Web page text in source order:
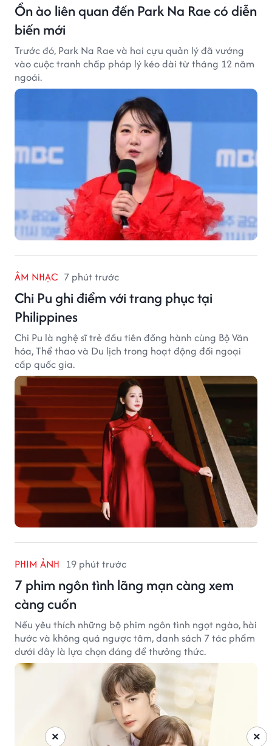
Ồn ào liên quan đến Park Na Rae có diễn
biến mới
Trước đó, Park Na Rae và hai cựu quản lý đã vướng
vào cuộc tranh chấp pháp lý kéo dài từ tháng 12 năm
ngoái.
ÂM NHẠC 7 phút trước
Chi Pu ghi điểm với trang phục tại
Philippines
Chi Pu là nghệ sĩ trẻ đầu tiên đồng hành cùng Bộ Văn
hóa, Thể thao và Du lịch trong hoạt động đối ngoại
cấp quốc gia.
PHIM ẢNH 19 phút trước
7 phim ngôn tình lãng mạn càng xem
càng cuốn
Nếu yêu thích những bộ phim ngôn tình ngọt ngào, hài
hước và không quá ngược tâm, danh sách 7 tác phẩm
dưới đây là lựa chọn đáng để thưởng thức.
×
×